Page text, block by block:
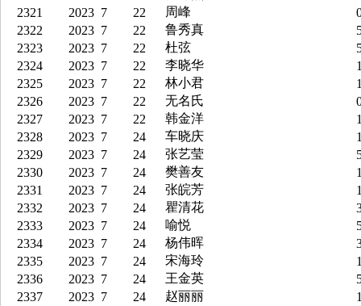
2321
2023 7 22 周峰
2322
2023 7 22 鲁秀真
2323
2023 7 22 杜弦
2324
2023 7 22 李晓华
2325
2023 7 22 林小君
2326
2023 7 22 无名氏
2327
2023 7 22 韩金洋
2328
2023 7 24 车晓庆
2329
2023 7 24 张艺莹
2330
2023 7 24 樊善友
2331
2023 7 24 张皖芳
2332
2023 7 24 瞿清花
2333
2023 7 24 喻悦
2334
2023 7 24 杨伟晖
2335
2023 7 24 宋海玲
2336
2023 7 24 王金英
2337
2023 7 24 赵丽丽